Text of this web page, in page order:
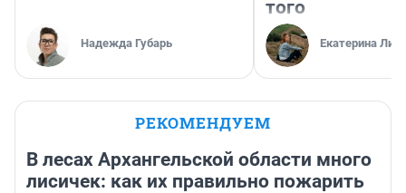
Надежда Губарь
того
Екатерина
РЕКОМЕНДУЕМ
В лесах Архангельской области много
лисичек: как их правильно пожарить